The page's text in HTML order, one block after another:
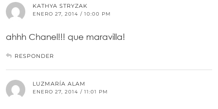
KATHYA STRYZAK
ENERO 27, 2014 / 10:00 PM
ahhh Chanel!!! que maravilla!
RESPONDER
LUZMARÍA ALAM
ENERO 27, 2014 / 11:01 PM